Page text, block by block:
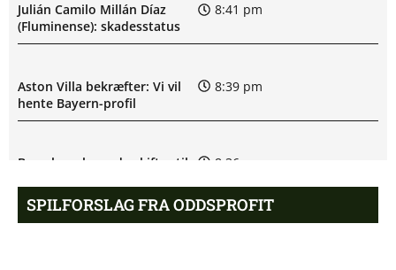
Julián Camilo Millán Díaz
(Fluminense): skadesstatus
8:41 pm
Aston Villa bekræfter: Vi vil
hente Bayern-profil
8:39 pm
Barcelona-legende skifter til
8:36 pm
SPILFORSLAG FRA ODDSPROFIT